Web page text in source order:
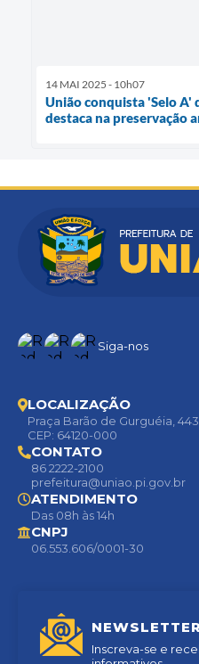
14 MAI 2025 - 10h07
União conquista 'Selo A'
destaca na preservação
Siga-nos
NEWSLETTER
Inscreva-se e
LOCALIZAÇÃO
Praça Barão de Gurguéia,
CEP: 64120-000
CONTATO
86 2222-2100
prefeitura@uniao.pi.gov.br
ATENDIMENTO
Das 08h às 14h
CNPJ
06.553.606/0001-30